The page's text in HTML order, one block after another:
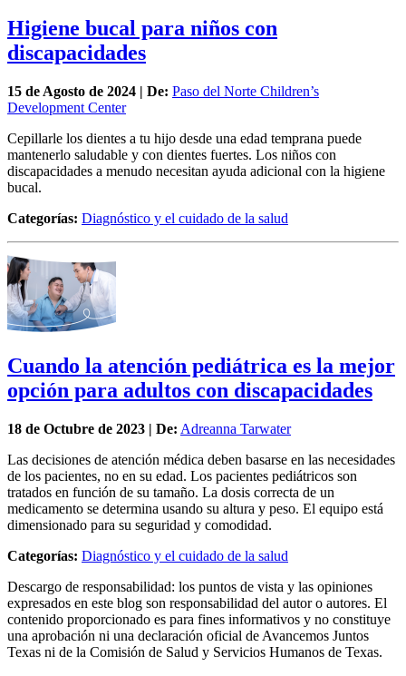
Higiene bucal para niños con
discapacidades
15 de Agosto de 2024 | De: Paso del Norte Children’s
Development Center
Cepillarle los dientes a tu hijo desde una edad temprana puede
mantenerlo saludable y con dientes fuertes. Los niños con
discapacidades a menudo necesitan ayuda adicional con la higiene
bucal.
Categorías: Diagnóstico y el cuidado de la salud
Cuando la atención pediátrica es la mejor
opción para adultos con discapacidades
18 de Octubre de 2023 | De: Adreanna Tarwater
Las decisiones de atención médica deben basarse en las necesidades
de los pacientes, no en su edad. Los pacientes pediátricos son
tratados en función de su tamaño. La dosis correcta de un
medicamento se determina usando su altura y peso. El equipo está
dimensionado para su seguridad y comodidad.
Categorías: Diagnóstico y el cuidado de la salud
Descargo de responsabilidad: los puntos de vista y las opiniones
expresados en este blog son responsabilidad del autor o autores. El
contenido proporcionado es para fines informativos y no constituye
una aprobación ni una declaración oficial de Avancemos Juntos
Texas ni de la Comisión de Salud y Servicios Humanos de Texas.